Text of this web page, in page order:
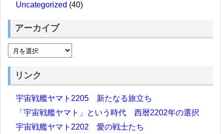
Uncategorized (40)
アーカイブ
リンク
宇宙戦艦ヤマト2205 新たなる旅立ち
「宇宙戦艦ヤマト」という時代 西暦2202年の選択
宇宙戦艦ヤマト2202 愛の戦士たち